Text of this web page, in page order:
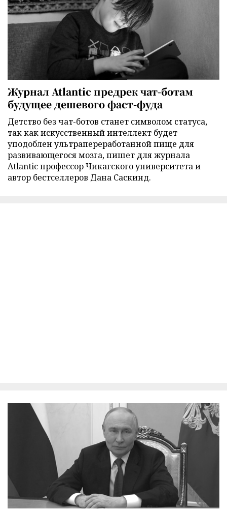
Журнал Atlantic предрек чат-ботам
будущее дешевого фаст-фуда
Детство без чат-ботов станет символом статуса,
так как искусственный интеллект будет
уподоблен ультрапереработанной пище для
развивающегося мозга, пишет для журнала
Atlantic профессор Чикагского университета и
автор бестселлеров Дана Саскинд.